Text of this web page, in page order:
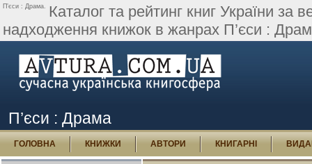
П’єси : Драма. Каталог та рейтинг книг України за
надходження книжок в жанрах П’єси :
П’єси : Драма
ГОЛОВНА КНИЖКИ АВТОРИ КНИГАРНІ